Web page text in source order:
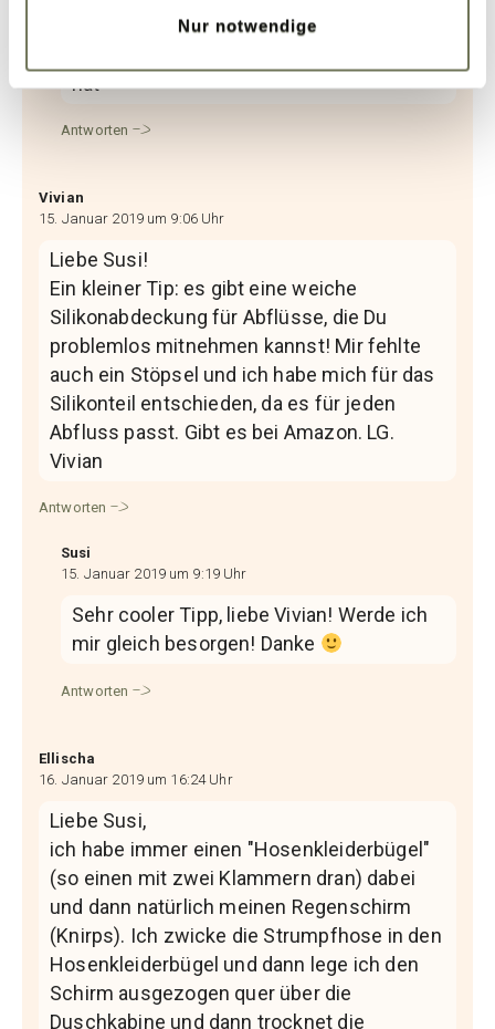
Nur notwendige
AIDA entstanden
… wobei man da ja
hat
Antworten
Vivian
15. Januar 2019 um 9:06 Uhr
Liebe Susi!
Ein kleiner Tip: es gibt eine weiche
Silikonabdeckung für Abflüsse, die Du
problemlos mitnehmen kannst! Mir fehlte
auch ein Stöpsel und ich habe mich für das
Silikonteil entschieden, da es für jeden
Abfluss passt. Gibt es bei Amazon. LG.
Vivian
Antworten
Susi
15. Januar 2019 um 9:19 Uhr
Sehr cooler Tipp, liebe Vivian! Werde ich
mir gleich besorgen! Danke
Antworten
Ellischa
16. Januar 2019 um 16:24 Uhr
Liebe Susi,
ich habe immer einen "Hosenkleiderbügel"
(so einen mit zwei Klammern dran) dabei
und dann natürlich meinen Regenschirm
(Knirps). Ich zwicke die Strumpfhose in den
Hosenkleiderbügel und dann lege ich den
Schirm ausgezogen quer über die
Duschkabine und dann trocknet die